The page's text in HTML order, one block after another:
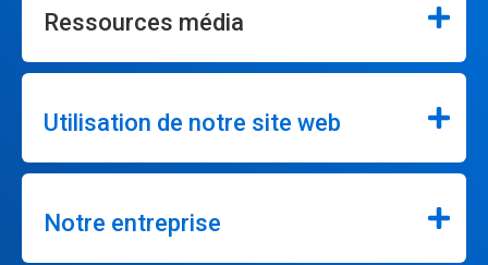
Ressources média
Utilisation de notre site web
Notre entreprise